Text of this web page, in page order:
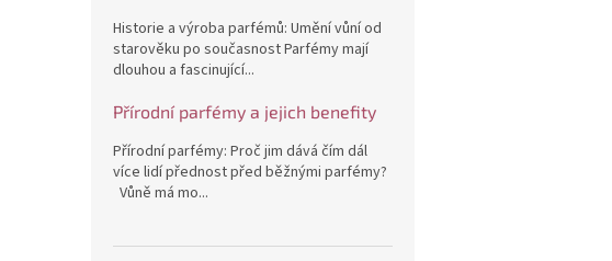
Historie a výroba parfémů: Umění vůní od
starověku po současnost Parfémy mají
dlouhou a fascinující...
Přírodní parfémy a jejich benefity
Přírodní parfémy: Proč jim dává čím dál
více lidí přednost před běžnými parfémy?
Vůně má mo...